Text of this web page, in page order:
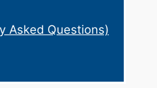
Asked Questions)